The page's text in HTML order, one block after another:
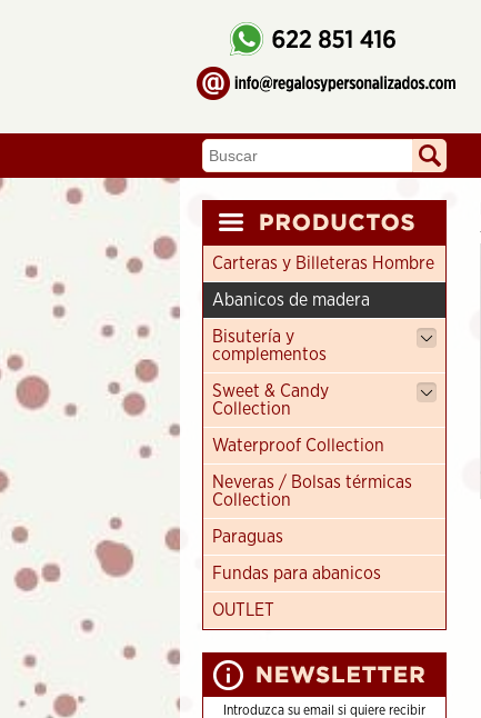
Carteras y Billeteras Hombre
Abanicos de madera
Bisutería y
complementos
Sweet & Candy
Collection
Waterproof Collection
Neveras / Bolsas térmicas
Collection
Paraguas
Fundas para abanicos
OUTLET
Introduzca su email si quiere recibir